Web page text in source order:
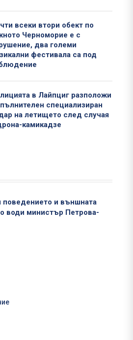
всеки втори обект по
Черноморие е с
два големи
фестивала са под
в Лайпциг разположи
специализиран
на летището след случая
камикадзе
поведението и външната
води министър Петрова-